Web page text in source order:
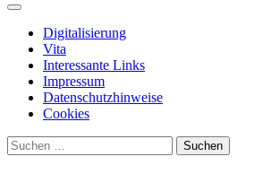
Primäres
Digitalisierung
Vita
Interessante Links
Impressum
Datenschutzhinweise
Cookies
Suchen
nach: